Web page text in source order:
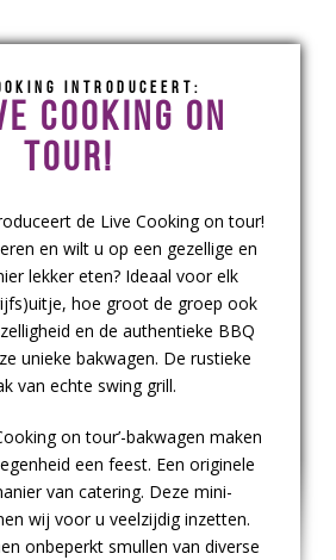
INTRODUCEERT:
COOKING ON
TOUR!
de Live Cooking on tour!
en wilt u op een gezellige en
lekker eten? Ideaal voor elk
hoe groot de groep ook
en de authentieke BBQ
unieke bakwagen. De rustieke
van echte swing grill.
on tour’-bakwagen maken
een feest. Een originele
van catering. Deze mini-
wij voor u veelzijdig inzetten.
onbeperkt smullen van diverse